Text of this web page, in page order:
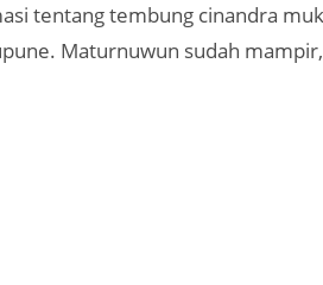
tentang tembung cinandra
Maturnuwun sudah